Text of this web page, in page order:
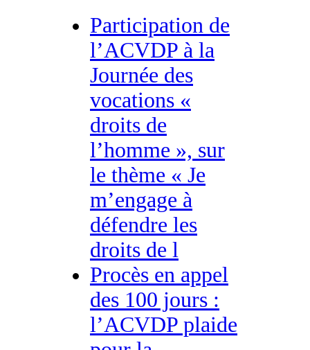
Participation de
l’ACVDP à la
Journée des
vocations «
droits de
l’homme », sur
le thème « Je
m’engage à
défendre les
droits de l
Procès en appel
des 100 jours :
l’ACVDP plaide